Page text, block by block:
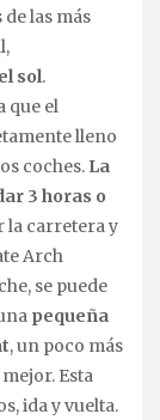
las más
sol.
que el
lleno
coches. La
3 horas o
la carretera y
Arch
se puede
pequeña
, un poco más
Esta
ida y vuelta.